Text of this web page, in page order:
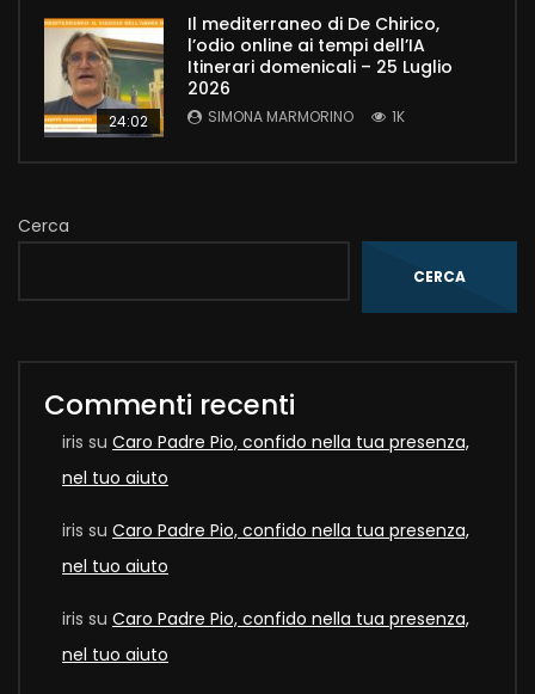
24:02
Il mediterraneo di De Chirico,
l’odio online ai tempi dell’IA
Itinerari domenicali – 25 Luglio
2026
SIMONA MARMORINO 1K
Cerca
CERCA
Commenti recenti
iris su Caro Padre Pio, confido nella tua presenza,
nel tuo aiuto
iris su Caro Padre Pio, confido nella tua presenza,
nel tuo aiuto
iris su Caro Padre Pio, confido nella tua presenza,
nel tuo aiuto